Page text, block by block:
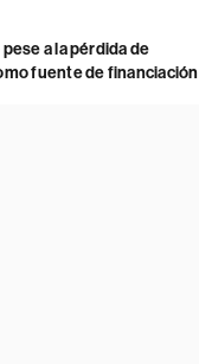
a la pérdida de
fuente de financiación